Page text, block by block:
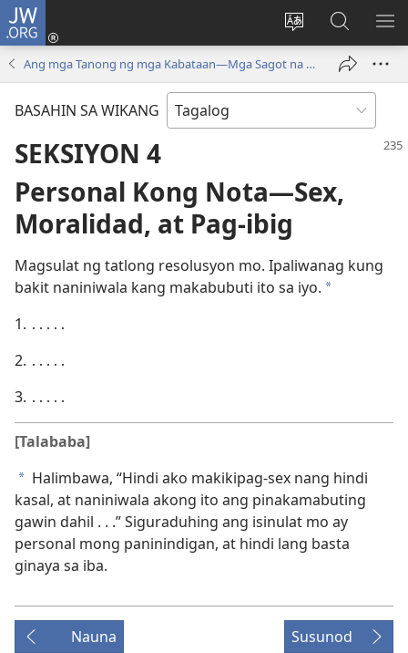
JW.ORG
Baguhin
ng
Mag-
log
(may
bubukas
sa
JW.ORG
Ang mga Tanong ng mga Kabataan—Mga Sagot na Lumulutas, Tomo 1
BASAHIN SA WIKANG
SEKSIYON 4
Personal Kong Nota​—Sex,
Moralidad, at Pag-ibig
Magsulat ng tatlong resolusyon mo. Ipaliwanag kung
bakit naniniwala kang makabubuti ito sa iyo. a
1. ․․․․․
2. ․․․․․
3. ․․․․․
[Talababa]
a Halimbawa, “Hindi ako makikipag-sex nang hindi
kasal, at naniniwala akong ito ang pinakamabuting
gawin dahil . . .” Siguraduhing ang isinulat mo ay
personal mong paninindigan, at hindi lang basta
ginaya sa iba.
Nauna Susunod